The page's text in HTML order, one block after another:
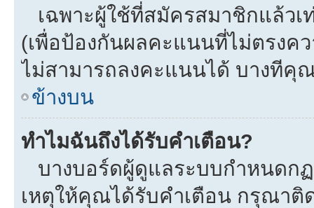
เฉพาะผู้ใช้ที่สมัครสมาชิกแล้ว
(เพื่อป้องกันผลคะแนนที่ไม่ตรงค
ไม่สามารถลงคะแนนได้ บางทีคุ
ข้างบน
ทำไมฉันถึงได้รับคำเตือน?
บางบอร์ดผู้ดูแลระบบกำหนดก
เหตุให้คุณได้รับคำเตือน กรุณา